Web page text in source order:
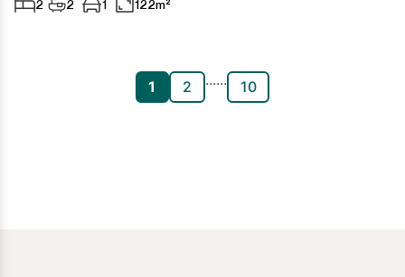
2 2 1 122m²
1 2 ...... 10